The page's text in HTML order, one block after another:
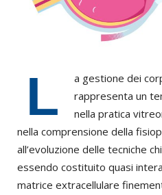
L
a gestione dei
rappresenta un
nella pratica
nella comprensione della
all’evoluzione delle tecniche
essendo costituito quasi
matrice extracellulare